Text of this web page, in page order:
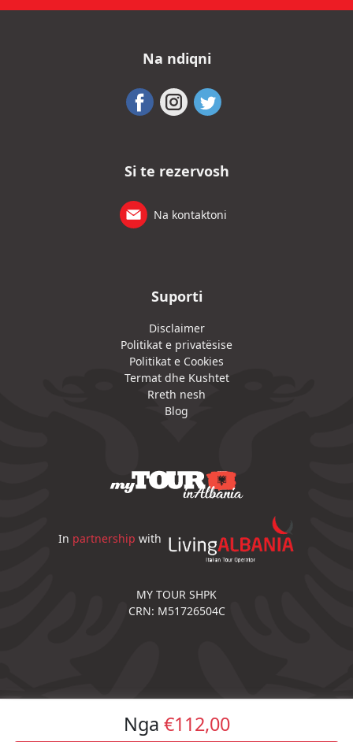
Nga €112,00
Na ndiqni
Si te rezervosh
Na kontaktoni
Suporti
Disclaimer
Politikat e privatësise
Politikat e Cookies
Termat dhe Kushtet
Rreth nesh
Blog
In partnership with
MY TOUR SHPK
CRN: M51726504C